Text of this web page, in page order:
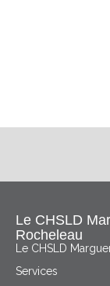
Le CHSLD
Rocheleau
Le CHSLD
Services